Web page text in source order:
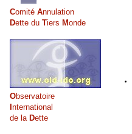
Comité Annulation
Dette du Tiers Monde
Observatoire
International
de la Dette